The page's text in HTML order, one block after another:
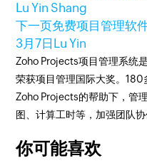
Lu Yin Shang
下一页免费项目管理软
3月7日 Lu Yin
Zoho Projects项目管理系统
荣获项目管理国际大奖。
Zoho Projects的帮助下，管
图、计算工时等，加强团队
你可能喜欢